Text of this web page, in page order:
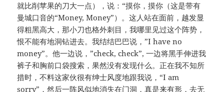
就比削苹果的刀大一点），说：“摸你，摸你（这是带有
曼城口音的“Money, Money”）。这人站在面前，越发显
得粗黑高大，那小刀也格外刺目，我哪里见过这个阵势，
恨不能有地洞钻进去。我结结巴巴说，”I have no
money”。他一边说，”check, check”, 一边将黑手伸进我
裤子和胸前口袋搜索，果然没有发现什么。正在我不知所
措时，不料这家伙很有绅士风度地跟我说，“I am
sorry”，然后一阵风似地消失在门洞，真是来有形，去无